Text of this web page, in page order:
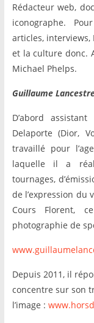
Rédacteur web,
iconographe.
articles, interviews,
et la culture donc.
Michael Phelps.
Guillaume
D’abord
Delaporte (Dior,
travaillé pour
laquelle il a
tournages,
de l’expression du
Cours Florent,
photographie de
Depuis 2011, il
concentre sur son
l’image :